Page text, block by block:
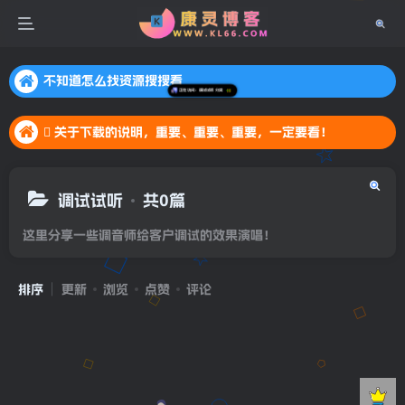
不知道怎么找资源搜搜看
不知道怎么找资源搜搜看
 关于下载的说明，重要、重要、重要，一定要看！
 关于下载的说明，重要、重要、重要，一定要看！
 关于下载的说明，重要、重要、重要，一定要看！
调试试听 共0篇
这里分享一些调音师给客户调试的效果演唱！
排序 更新 浏览 点赞 评论